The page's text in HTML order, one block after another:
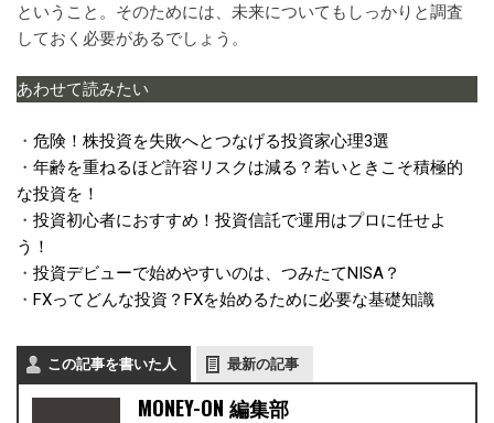
ということ。そのためには、未来についてもしっかりと調査
しておく必要があるでしょう。
あわせて読みたい
・ 危険！株投資を失敗へとつなげる投資家心理3選
・ 年齢を重ねるほど許容リスクは減る？若いときこそ積極的
な投資を！
・ 投資初心者におすすめ！投資信託で運用はプロに任せよ
う！
・ 投資デビューで始めやすいのは、つみたてNISA？
・ FXってどんな投資？FXを始めるために必要な基礎知識
この記事を書いた人 最新の記事
MONEY-ON 編集部